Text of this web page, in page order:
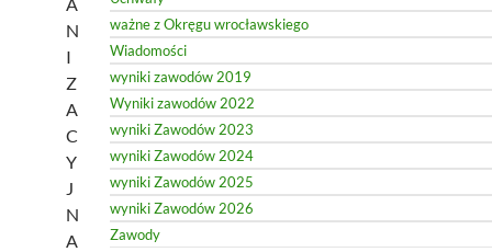
N
I
Z
A
C
Y
J
N
A
ważne z Okręgu wrocławskiego
Wiadomości
wyniki zawodów 2019
Wyniki zawodów 2022
wyniki Zawodów 2023
wyniki Zawodów 2024
wyniki Zawodów 2025
wyniki Zawodów 2026
Zawody